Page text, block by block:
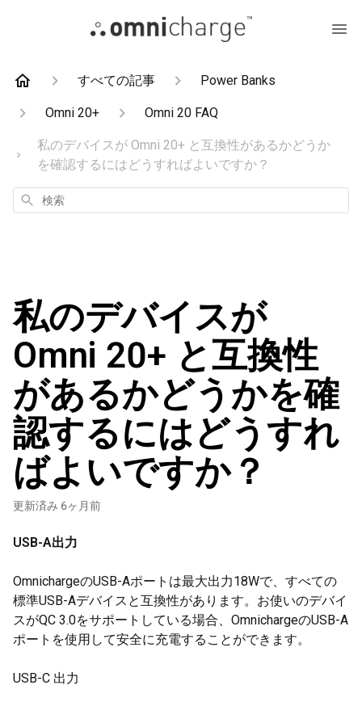
すべての記事 Power Banks
Omni 20+ Omni 20 FAQ
私のデバイスが Omni 20+ と互換性があるかどうか
を確認するにはどうすればよいですか？
検
索
私のデバイスが
Omni 20+ と互換性
があるかどうかを確
認するにはどうすれ
ばよいですか？
更新済み 6ヶ月前
USB-A出力
OmnichargeのUSB-Aポートは最大出力18Wで、すべての
標準USB-Aデバイスと互換性があります。お使いのデバイ
スがQC 3.0をサポートしている場合、OmnichargeのUSB-A
ポートを使用して安全に充電することができます。
USB-C 出力